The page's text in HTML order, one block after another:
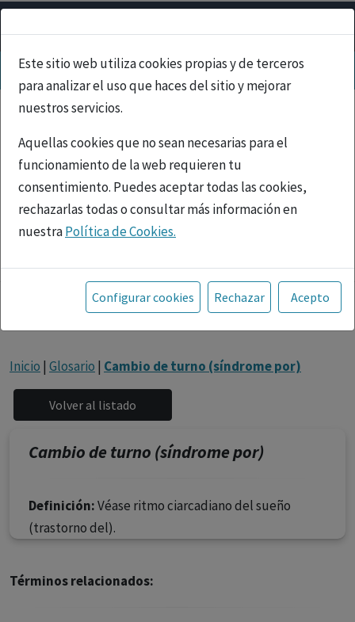
Este sitio web utiliza cookies propias y de terceros
para analizar el uso que haces del sitio y mejorar
nuestros servicios.
Aquellas cookies que no sean necesarias para el
funcionamiento de la web requieren tu
consentimiento. Puedes aceptar todas las cookies,
rechazarlas todas o consultar más información en
nuestraPolítica de Cookies.
Toda la información incluida en la Página Web está
referida a productos del mercado español y, por
tanto, dirigida a profesionales sanitarios legalmente
facultados para prescribir o dispensar medicamentos
con ejercicio profesional. La información técnica de los
fármacos se facilita a título meramente informativo,
siendo responsabilidad de los profesionales
facultados prescribir medicamentos y decidir, en cada
caso concreto, el tratamiento más adecuado a las
necesidades del paciente.
Configurar cookies Rechazar Acepto
Inicio | Glosario | Cambio de turno (síndrome por)
Cambio de turno (síndrome por)
Definición:Véase ritmo ciarcadiano del sueño
(trastorno del).
Términos relacionados: